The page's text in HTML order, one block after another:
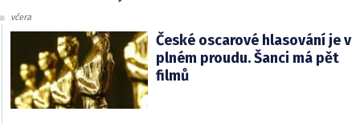
včera
České oscarové hlasování je v
plném proudu. Šanci má pět
filmů